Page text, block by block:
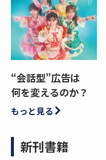
“会話型”広告は
何を変えるのか？
もっと見る
新刊書籍